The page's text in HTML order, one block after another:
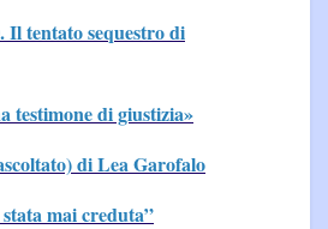
tentato sequestro di
testimone di giustizia»
di Lea Garofalo
mai creduta”